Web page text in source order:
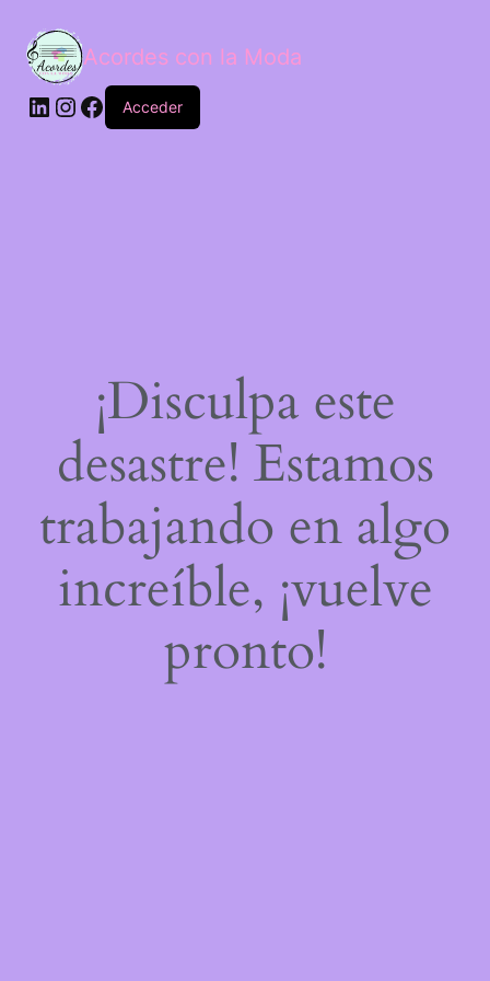
Acordes con la Moda
Acceder
¡Disculpa este
desastre! Estamos
trabajando en algo
increíble, ¡vuelve
pronto!